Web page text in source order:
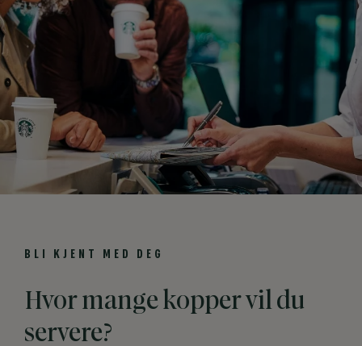
BLI KJENT MED DEG
Hvor mange kopper vil du
servere?